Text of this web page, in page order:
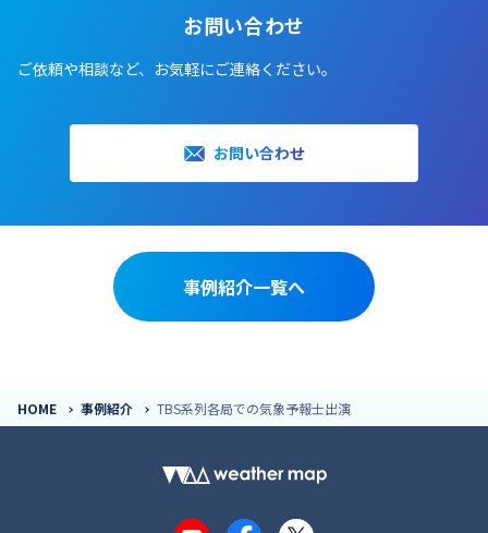
お問い合わせ
ご依頼や相談など、お気軽にご連絡ください。
お問い合わせ
事例紹介一覧へ
HOME 事例紹介 TBS系列各局での気象予報士出演